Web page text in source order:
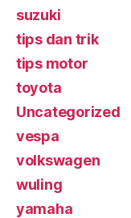
suzuki
tips dan trik
tips motor
toyota
Uncategorized
vespa
volkswagen
wuling
yamaha